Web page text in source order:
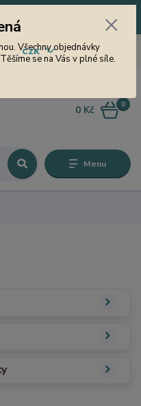
se na Vás v plné síle.
Menu
CZK
0
0 Kč
Všechny objednávky
se na Vás v plné síle.